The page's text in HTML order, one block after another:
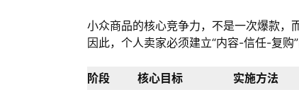
小众商品的核心竞争力，不是一次爆款，
因此，个人卖家必须建立“内容-信任-复购”
阶段 核心目标 实施方法